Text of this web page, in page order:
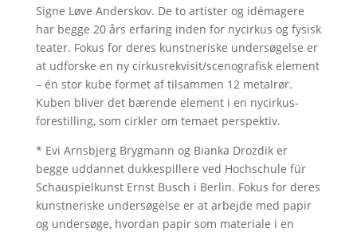
Signe Løve Anderskov. De to artister og idémagere
har begge 20 års erfaring inden for nycirkus og fysisk
teater. Fokus for deres kunstneriske undersøgelse er
at udforske en ny cirkusrekvisit/scenografisk element
– én stor kube formet af tilsammen 12 metalrør.
Kuben bliver det bærende element i en nycirkus-
forestilling, som cirkler om temaet perspektiv.
* Evi Arnsbjerg Brygmann og Bianka Drozdik er
begge uddannet dukkespillere ved Hochschule für
Schauspielkunst Ernst Busch i Berlin. Fokus for deres
kunstneriske undersøgelse er at arbejde med papir
og undersøge, hvordan papir som materiale i en